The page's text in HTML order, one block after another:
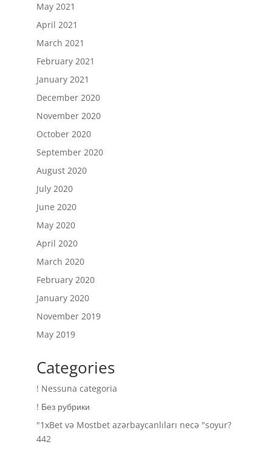
May 2021
April 2021
March 2021
February 2021
January 2021
December 2020
November 2020
October 2020
September 2020
August 2020
July 2020
June 2020
May 2020
April 2020
March 2020
February 2020
January 2020
November 2019
May 2019
Categories
! Nessuna categoria
! Без рубрики
"1xBet və Mostbet azərbaycanlıları necə "soyur?
442